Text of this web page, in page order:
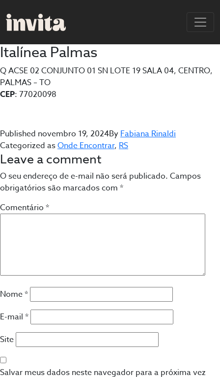
Italínea Palmas
Q ACSE 02 CONJUNTO 01 SN LOTE 19 SALA 04, CENTRO,
PALMAS – TO
CEP: 77020098
Published novembro 19, 2024ByFabiana Rinaldi
Categorized asOnde Encontrar, RS
Leave a comment
O seu endereço de e-mail não será publicado. Campos
obrigatórios são marcados com *
Comentário *
Nome*
E-mail *
Site
Salvar meus dados neste navegador para a próxima vez